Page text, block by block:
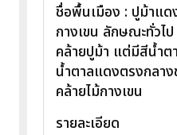
ชื่อพื้นเมือง : ปูม้าแ
กางเขน ลักษณะทั่วไ
คล้ายปูม้า แต่มีสีน้ำต
น้ำตาลแดงตรงกลา
คล้ายไม้กางเขน
รายละเอียด